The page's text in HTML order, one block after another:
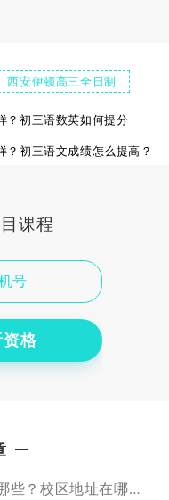
西安伊顿高三全日制
？初三语数英如何提分
？初三语文成绩怎么提高？
课程
资格
伊顿单招集训班招生对象是哪些？校区地址在哪里？